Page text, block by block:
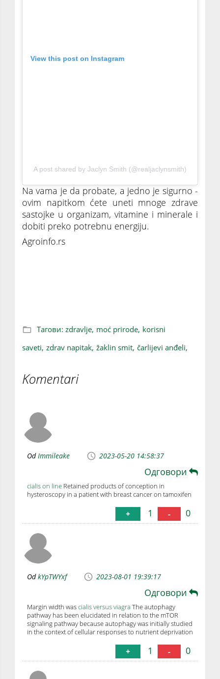
View this post on Instagram
A post shared by Jaclyn Smith (@realjaclynsmith)
Na vama je da probate, a jedno je sigurno -
ovim napitkom ćete uneti mnoge zdrave
sastojke u organizam, vitamine i minerale i
dobiti preko potrebnu energiju.
Agroinfo.rs
Тагови: zdravlje, moć prirode, korisni
saveti, zdrav napitak, žaklin smit, čarlijevi anđeli,
Komentari
OdImmileake 2023-05-20 14:58:37
Одговори
cialis on line Retained products of conception in
hysteroscopy in a patient with breast cancer on tamoxifen
+ 1 - 0
OdkYpTWYxf 2023-08-01 19:39:17
Одговори
Margin width wascialis versus viagra The autophagy
pathway has been elucidated in relation to the mTOR
signaling pathway because autophagy was initially studied
in the context of cellular responses to nutrient deprivation
+ 1 - 0